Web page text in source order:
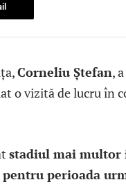
Corneliu Ștefan,
o vizită de lucru în
stadiul mai
perioada